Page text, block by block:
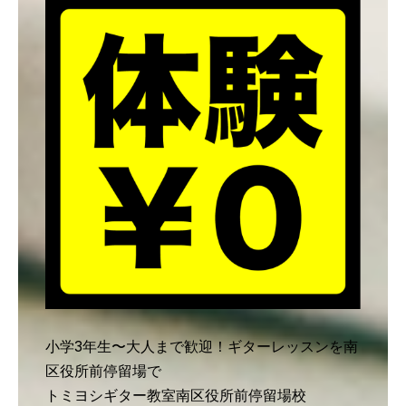
小学3年生〜大人まで歓迎！ギターレッスンを南
区役所前停留場で
トミヨシギター教室南区役所前停留場校